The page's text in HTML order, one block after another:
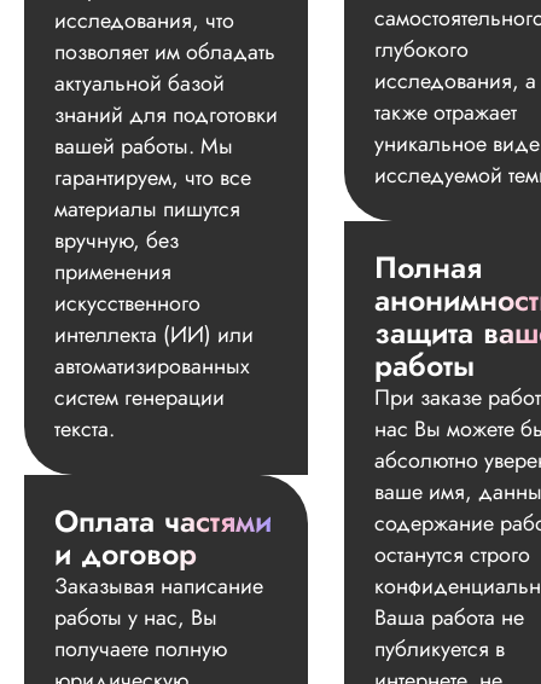
исследования, что
позволяет им обладать
актуальной базой
знаний для подготовки
вашей работы. Мы
гарантируем, что все
материалы пишутся
вручную, без
применения
искусственного
интеллекта (ИИ) или
автоматизированных
систем генерации
текста.
Оплата частями
и договор
Заказывая написание
работы у нас, Вы
получаете полную
глубокого
исследования, а
также отражает
уникальное
исследуемой
Полная
защита
работы
При заказе
нас Вы можете
абсолютно
ваше имя,
содержание
останутся строго
Ваша работа не
публикуется в